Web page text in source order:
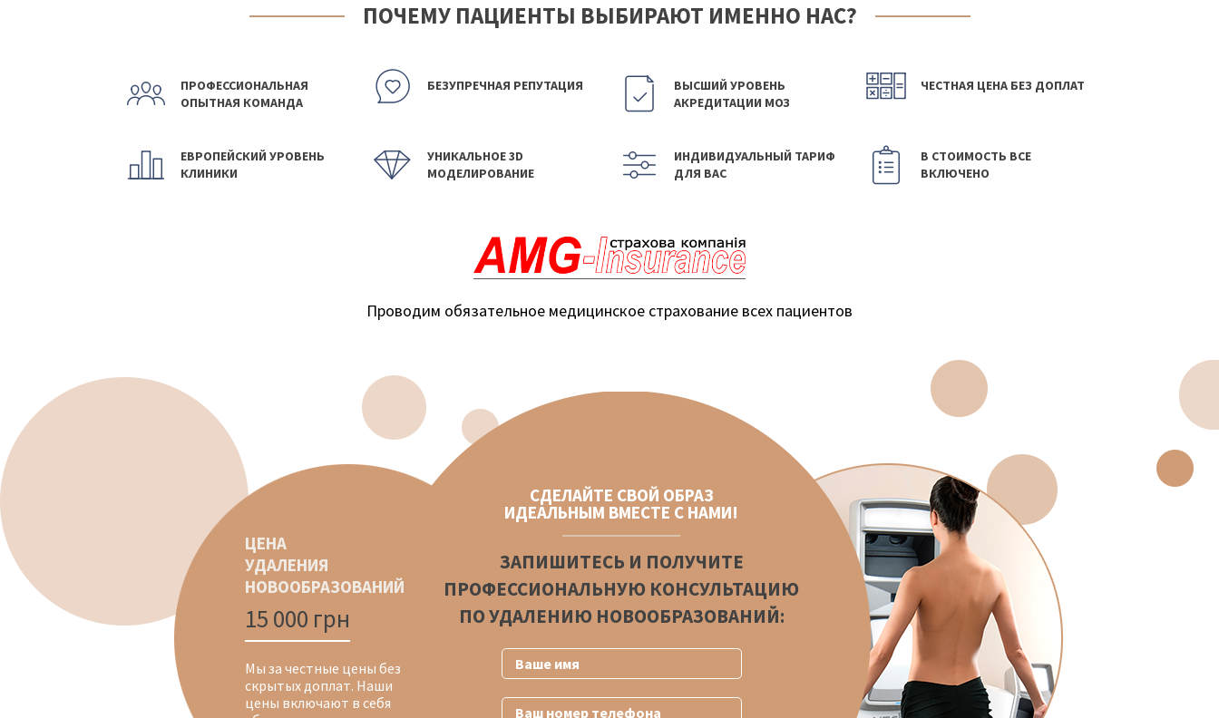
ПОЧЕМУ ПАЦИЕНТЫ ВЫБИРАЮТ ИМЕННО НАС?
ПРОФЕССИОНАЛЬНАЯ
ОПЫТНАЯ КОМАНДА
БЕЗУПРЕЧНАЯ РЕПУТАЦИЯ
ВЫСШИЙ УРОВЕНЬ
АКРЕДИТАЦИИ МОЗ
ЧЕСТНАЯ ЦЕНА БЕЗ ДОПЛАТ
ЕВРОПЕЙСКИЙ УРОВЕНЬ
КЛИНИКИ
УНИКАЛЬНОЕ 3D
МОДЕЛИРОВАНИЕ
ИНДИВИДУАЛЬНЫЙ ТАРИФ
ДЛЯ ВАС
В СТОИМОСТЬ ВСЕ
ВКЛЮЧЕНО
Проводим обязательное медицинское страхование всех пациентов
ЦЕНА
УДАЛЕНИЯ
НОВООБРАЗОВАНИЙ
15 000 грн
Мы за честные цены без
скрытых доплат. Наши
цены включают в себя
СДЕЛАЙТЕ СВОЙ ОБРАЗ
ИДЕАЛЬНЫМ ВМЕСТЕ С НАМИ!
ЗАПИШИТЕСЬ И ПОЛУЧИТЕ
ПРОФЕССИОНАЛЬНУЮ КОНСУЛЬТАЦИЮ
ПО УДАЛЕНИЮ НОВООБРАЗОВАНИЙ: